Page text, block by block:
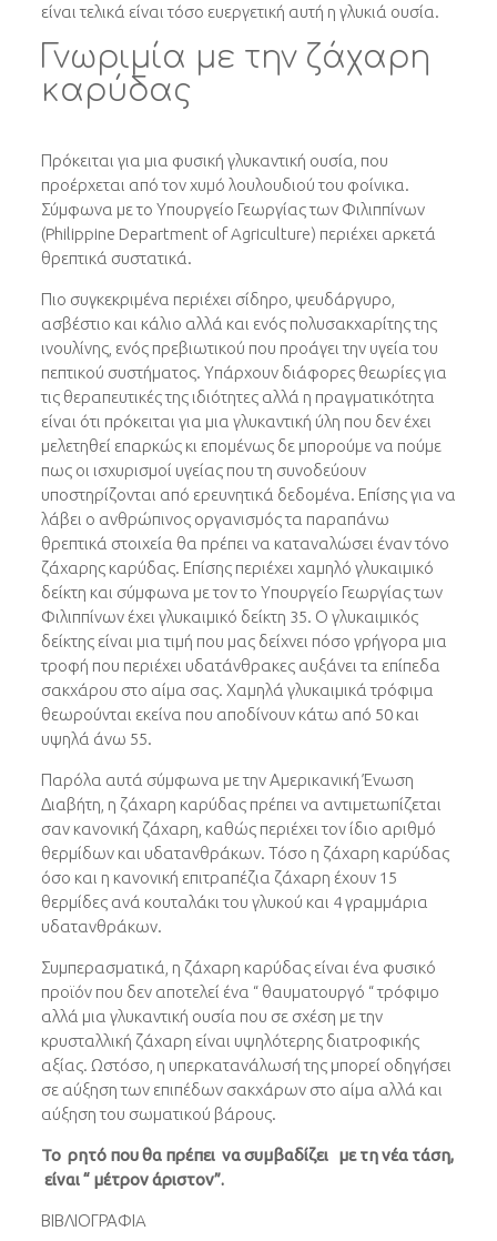
είναι τελικά είναι τόσο ευεργετική αυτή η γλυκιά ουσία.
Γνωριμία με την ζάχαρη
καρύδας
Πρόκειται για μια φυσική γλυκαντική ουσία, που
προέρχεται από τον χυμό λουλουδιού του φοίνικα.
Σύμφωνα με το Υπουργείο Γεωργίας των Φιλιππίνων
(Philippine Department of Agriculture) περιέχει αρκετά
θρεπτικά συστατικά.
Πιο συγκεκριμένα περιέχει σίδηρο, ψευδάργυρο,
ασβέστιο και κάλιο αλλά και ενός πολυσακχαρίτης της
ινουλίνης, ενός πρεβιωτικού που προάγει την υγεία του
πεπτικού συστήματος. Υπάρχουν διάφορες θεωρίες για
τις θεραπευτικές της ιδιότητες αλλά η πραγματικότητα
είναι ότι πρόκειται για μια γλυκαντική ύλη που δεν έχει
μελετηθεί επαρκώς κι επομένως δε μπορούμε να πούμε
πως οι ισχυρισμοί υγείας που τη συνοδεύουν
υποστηρίζονται από ερευνητικά δεδομένα. Επίσης για να
λάβει ο ανθρώπινος οργανισμός τα παραπάνω
θρεπτικά στοιχεία θα πρέπει να καταναλώσει έναν τόνο
ζάχαρης καρύδας. Επίσης περιέχει χαμηλό γλυκαιμικό
δείκτη και σύμφωνα με τον το Υπουργείο Γεωργίας των
Φιλιππίνων έχει γλυκαιμικό δείκτη 35. Ο γλυκαιμικός
δείκτης είναι μια τιμή που μας δείχνει πόσο γρήγορα μια
τροφή που περιέχει υδατάνθρακες αυξάνει τα επίπεδα
σακχάρου στο αίμα σας. Χαμηλά γλυκαιμικά τρόφιμα
θεωρούνται εκείνα που αποδίνουν κάτω από 50 και
υψηλά άνω 55.
Παρόλα αυτά σύμφωνα με την Αμερικανική Ένωση
Διαβήτη, η ζάχαρη καρύδας πρέπει να αντιμετωπίζεται
σαν κανονική ζάχαρη, καθώς περιέχει τον ίδιο αριθμό
θερμίδων και υδατανθράκων. Τόσο η ζάχαρη καρύδας
όσο και η κανονική επιτραπέζια ζάχαρη έχουν 15
θερμίδες ανά κουταλάκι του γλυκού και 4 γραμμάρια
υδατανθράκων.
Συμπερασματικά, η ζάχαρη καρύδας είναι ένα φυσικό
προϊόν που δεν αποτελεί ένα “ θαυματουργό “ τρόφιμο
αλλά μια γλυκαντική ουσία που σε σχέση με την
κρυσταλλική ζάχαρη είναι υψηλότερης διατροφικής
αξίας. Ωστόσο, η υπερκατανάλωσή της μπορεί οδηγήσει
σε αύξηση των επιπέδων σακχάρων στο αίμα αλλά και
αύξηση του σωματικού βάρους.
Το ρητό που θα πρέπει να συμβαδίζει με τη νέα τάση,
είναι “ μέτρον άριστον”.
ΒΙΒΛΙΟΓΡΑΦΙA